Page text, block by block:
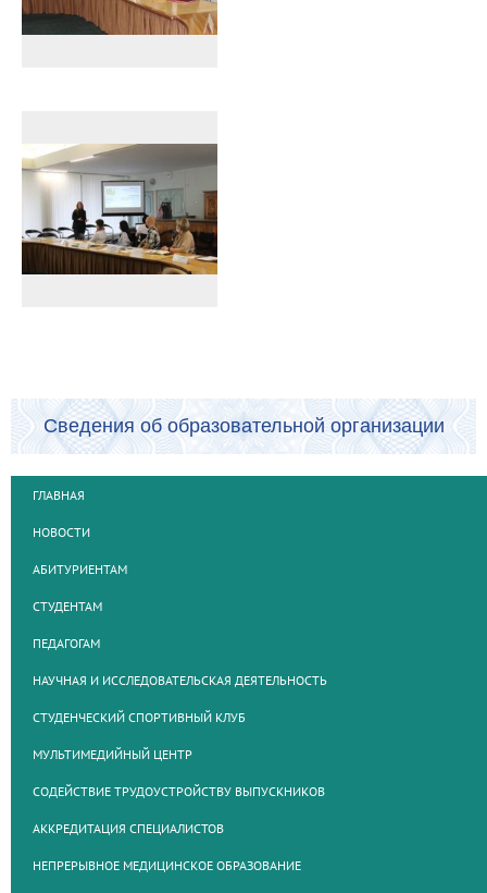
Сведения об образовательной организации
ГЛАВНАЯ
НОВОСТИ
АБИТУРИЕНТАМ
СТУДЕНТАМ
ПЕДАГОГАМ
НАУЧНАЯ И ИССЛЕДОВАТЕЛЬСКАЯ ДЕЯТЕЛЬНОСТЬ
СТУДЕНЧЕСКИЙ СПОРТИВНЫЙ КЛУБ
МУЛЬТИМЕДИЙНЫЙ ЦЕНТР
СОДЕЙСТВИЕ ТРУДОУСТРОЙСТВУ ВЫПУСКНИКОВ
АККРЕДИТАЦИЯ СПЕЦИАЛИСТОВ
НЕПРЕРЫВНОЕ МЕДИЦИНСКОЕ ОБРАЗОВАНИЕ